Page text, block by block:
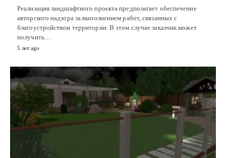
Реализация ландшафтного проекта предполагает обеспечение
авторского надзора за выполнением работ, связанных с
благоустройством территории. В этом случае заказчик может
получить…
5 лет ago